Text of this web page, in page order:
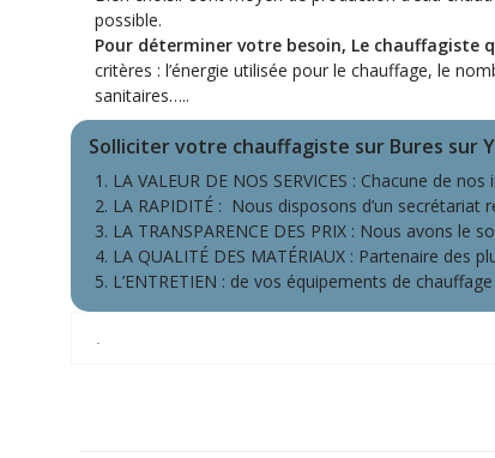
possible.
Pour déterminer votre besoin, Le chauffagiste
critères : l’énergie utilisée pour le chauffage, le
sanitaires…..
Solliciter votre chauffagiste sur Bures sur
LA VALEUR DE NOS SERVICES : Chacune de
LA RAPIDITÉ : Nous disposons d’un secrétariat
LA TRANSPARENCE DES PRIX : Nous avons
LA QUALITÉ DES MATÉRIAUX : Partenaire
L’ENTRETIEN : de vos équipements de